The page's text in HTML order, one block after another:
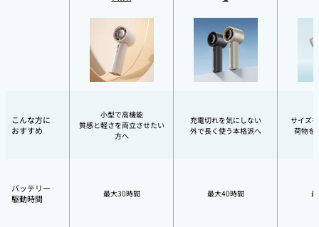
こんな方に
おすすめ
小型で高機能
質感と軽さを両立させたい
方へ
充電切れを気にしない
外で長く使う本格派へ
サイズ
荷物を
バッテリー
駆動時間
最大30時間 最大40時間